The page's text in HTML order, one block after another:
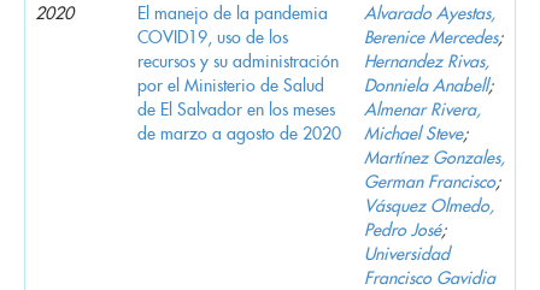
2020
El manejo de la pandemia
COVID19, uso de los
recursos y su administración
por el Ministerio de Salud
de El Salvador en los meses
de marzo a agosto de 2020
Alvarado Ayestas,
Berenice Mercedes;
Hernandez Rivas,
Donniela Anabell;
Almenar Rivera,
Michael Steve;
Martínez Gonzales,
German Francisco;
Vásquez Olmedo,
Pedro José;
Universidad
Francisco Gavidia